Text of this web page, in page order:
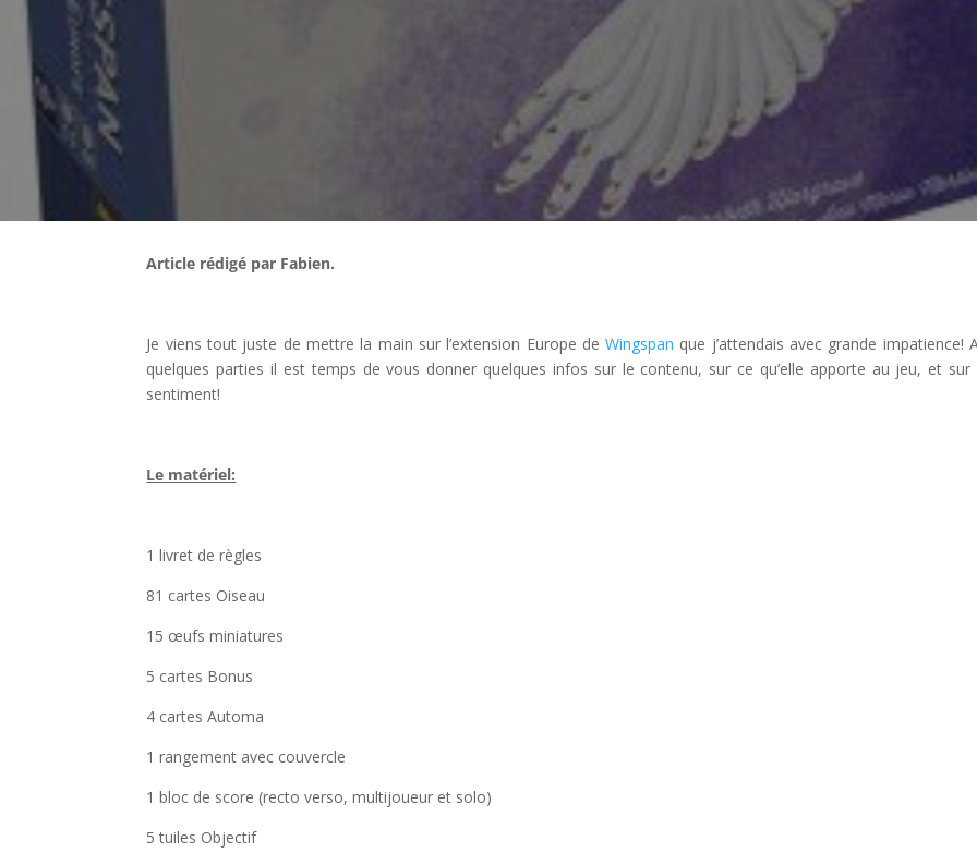
Article rédigé par Fabien.
Je viens tout juste de mettre la main sur l’extension Europe deWingspan que j’attendais avec grande impatience!
quelques parties il est temps de vous donner quelques infos sur le contenu, sur ce qu’elle apporte au jeu, et sur
sentiment!
Le matériel:
1 livret de règles
81 cartes Oiseau
15 œufs miniatures
5 cartes Bonus
4 cartes Automa
1 rangement avec couvercle
1 bloc de score (recto verso, multijoueur et solo)
5 tuiles Objectif